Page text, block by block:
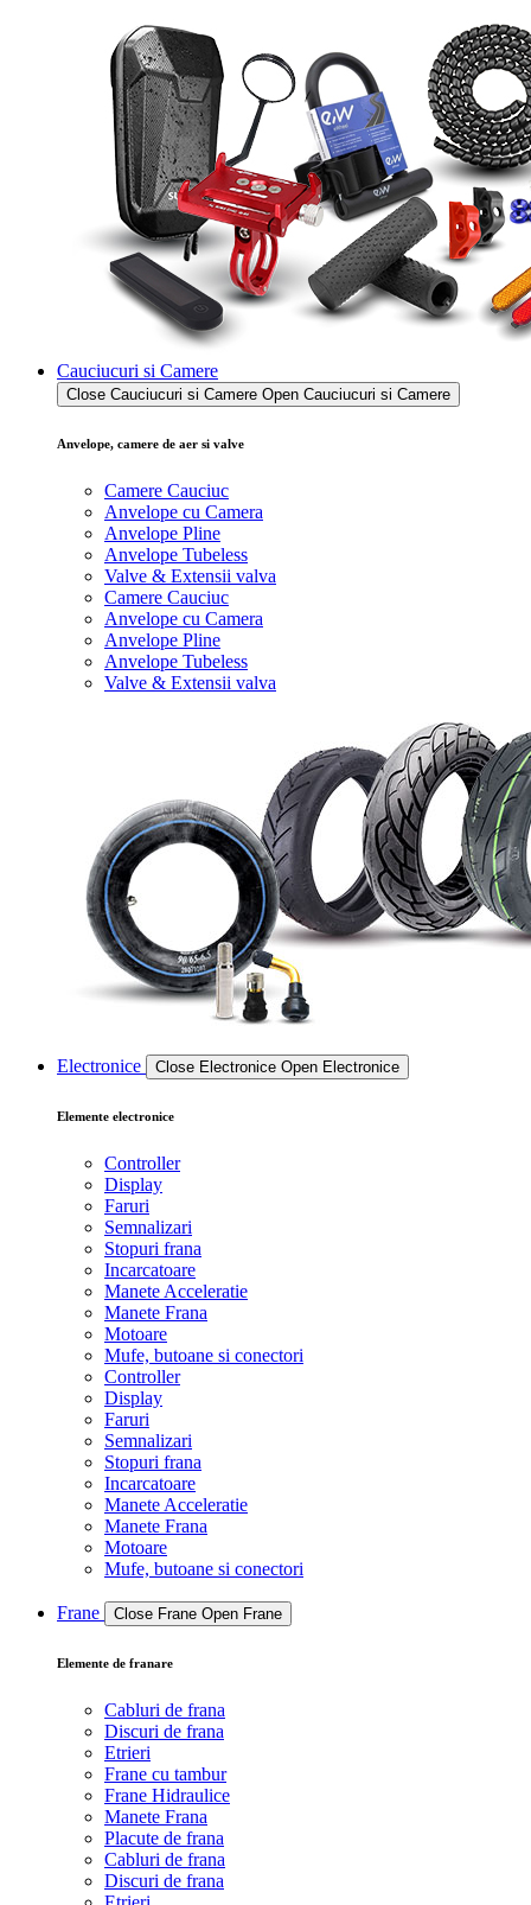
Cauciucuri si Camere
Close Cauciucuri si Camere Open Cauciucuri si Camere
Anvelope, camere de aer si valve
Camere Cauciuc
Anvelope cu Camera
Anvelope Pline
Anvelope Tubeless
Valve & Extensii valva
Camere Cauciuc
Anvelope cu Camera
Anvelope Pline
Anvelope Tubeless
Valve & Extensii valva
Electronice Close Electronice Open Electronice
Elemente electronice
Controller
Display
Faruri
Semnalizari
Stopuri frana
Incarcatoare
Manete Acceleratie
Manete Frana
Motoare
Mufe, butoane si conectori
Controller
Display
Faruri
Semnalizari
Stopuri frana
Incarcatoare
Manete Acceleratie
Manete Frana
Motoare
Mufe, butoane si conectori
Frane Close Frane Open Frane
Elemente de franare
Cabluri de frana
Discuri de frana
Etrieri
Frane cu tambur
Frane Hidraulice
Manete Frana
Placute de frana
Cabluri de frana
Discuri de frana